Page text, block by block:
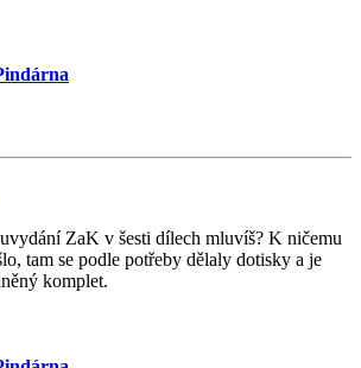
ZaK v šesti dílech mluvíš? K ničemu
tam se podle potřeby dělaly dotisky a je
komplet.